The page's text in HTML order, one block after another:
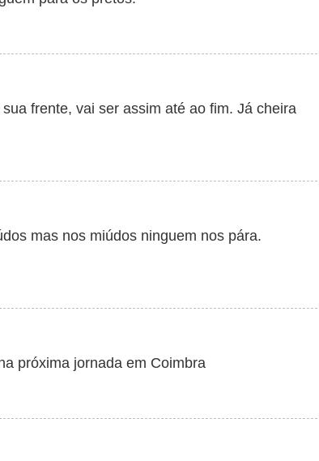
frente, vai ser assim até ao fim. Já cheira
mas nos miúdos ninguem nos pára.
próxima jornada em Coimbra